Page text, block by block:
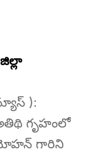
):
గృహంలో
గారిని